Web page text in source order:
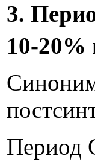
3.
10-20%
Период